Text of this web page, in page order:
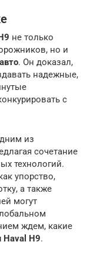
не только
но и
. Он доказал,
надежные,
с
из
сочетание
технологий.
упорство,
а также
могут
ждем, какие
Haval H9.